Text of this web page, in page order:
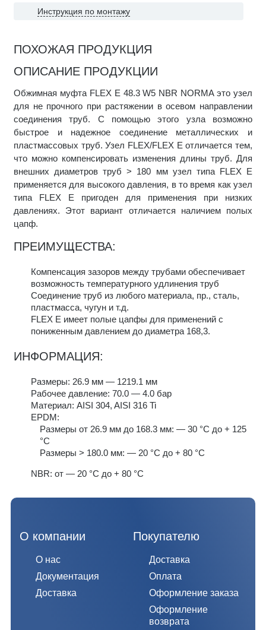
Инструкция по монтажу
ПОХОЖАЯ ПРОДУКЦИЯ
ОПИСАНИЕ ПРОДУКЦИИ
Обжимная муфта FLEX E 48.3 W5 NBR NORMA это узел
для не прочного при растяжении в осевом направлении
соединения труб. С помощью этого узла возможно
быстрое и надежное соединение металлических и
пластмассовых труб. Узел FLEX/FLEX E отличается тем,
что можно компенсировать изменения длины труб. Для
внешних диаметров труб > 180 мм узел типа FLEX E
применяется для высокого давления, в то время как узел
типа FLEX E пригоден для применения при низких
давлениях. Этот вариант отличается наличием полых
цапф.
ПРЕИМУЩЕСТВА:
Компенсация зазоров между трубами обеспечивает
возможность температурного удлинения труб
Соединение труб из любого материала, пр., сталь,
пластмасса, чугун и т.д.
FLEX E имеет полые цапфы для применений с
пониженным давлением до диаметра 168,3.
ИНФОРМАЦИЯ:
Размеры: 26.9 мм — 1219.1 мм
Рабочее давление: 70.0 — 4.0 бар
Материал: AISI 304, AISI 316 Ti
EPDM:
Размеры от 26.9 мм до 168.3 мм: — 30 °C до + 125
°C
Размеры > 180.0 мм: — 20 °C до + 80 °C
NBR: от — 20 °C до + 80 °C
О компании
О нас
Документация
Доставка
Покупателю
Доставка
Оплата
Оформление заказа
Оформление
возврата